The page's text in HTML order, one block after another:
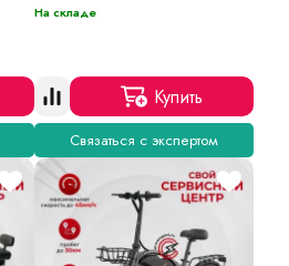
На складе
Купить
Связаться с экспертом